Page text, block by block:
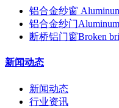
铝合金纱窗
铝合金纱门
断桥铝门窗Broken
新闻动态
新闻动态
行业资讯